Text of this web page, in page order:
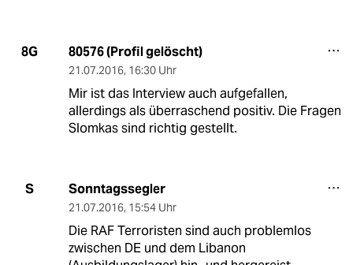
8G 80576 (Profil gelöscht)
21.07.2016, 16:30 Uhr
Mir ist das Interview auch aufgefallen,
allerdings als überraschend positiv. Die Fragen
Slomkas sind richtig gestellt.
S Sonntagssegler
21.07.2016, 15:54 Uhr
Die RAF Terroristen sind auch problemlos
zwischen DE und dem Libanon